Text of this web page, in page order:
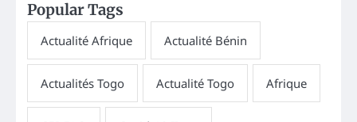
Popular Tags